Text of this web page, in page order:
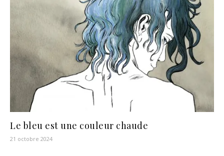
Le bleu est une couleur chaude
21 octobre 2024